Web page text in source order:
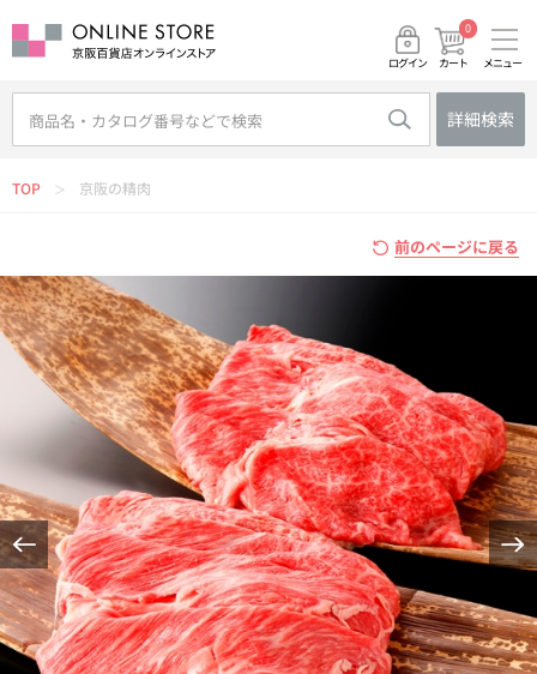
ログイン カート
0
メニュー
詳細検索
TOP ＞ 京阪の精肉
前のページに戻る